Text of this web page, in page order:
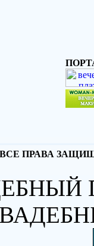
ВСЕ ПРАВА